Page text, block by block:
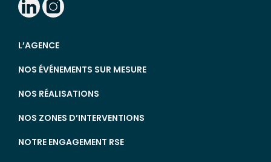
L’AGENCE
NOS ÉVÉNEMENTS SUR MESURE
NOS RÉALISATIONS
NOS ZONES D’INTERVENTIONS
NOTRE ENGAGEMENT RSE